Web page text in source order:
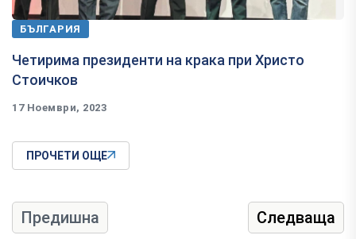
БЪЛГАРИЯ
Четирима президенти на крака при Христо
Стоичков
17 Ноември, 2023
ПРОЧЕТИ ОЩЕ
Предишна Следваща